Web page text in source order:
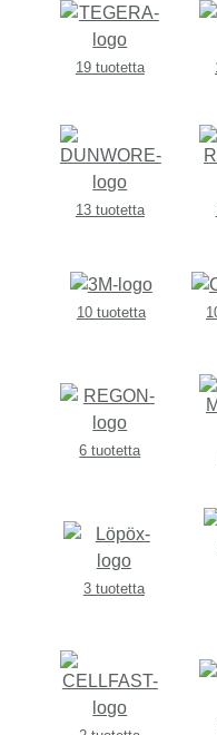
19 tuotetta
13 tuotetta
10 tuotetta
6 tuotetta
3 tuotetta